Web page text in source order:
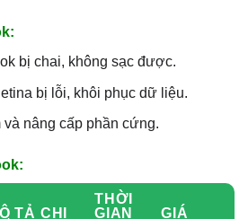
bị chai, không sạc được.
bị lỗi, khôi phục dữ liệu.
nâng cấp phần cứng.
TẢ CHI
THỜI
GIAN
GIÁ